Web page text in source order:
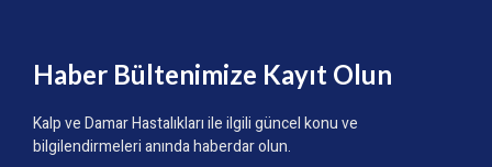
Haber Bültenimize Kayıt Olun
Kalp ve Damar Hastalıkları ile ilgili güncel konu ve
bilgilendirmeleri anında haberdar olun.